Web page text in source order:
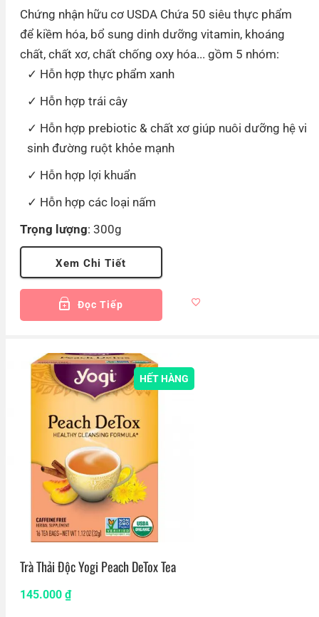
Chứng nhận hữu cơ USDA Chứa 50 siêu thực phẩm
để kiềm hóa, bổ sung dinh dưỡng vitamin, khoáng
chất, chất xơ, chất chống oxy hóa... gồm 5 nhóm:
Hỗn hợp thực phẩm xanh
Hỗn hợp trái cây
Hỗn hợp prebiotic & chất xơ giúp nuôi dưỡng hệ vi
sinh đường ruột khỏe mạnh
Hỗn hợp lợi khuẩn
Hỗn hợp các loại nấm
Trọng lượng: 300g
Xem Chi Tiết
Đọc Tiếp
HẾT HÀNG
Trà Thải Độc Yogi Peach DeTox Tea
145.000 ₫